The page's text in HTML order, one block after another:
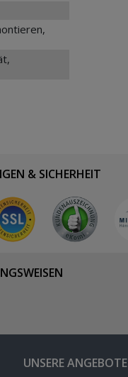
& SICHERHEIT
UNSERE ANGEBOTE